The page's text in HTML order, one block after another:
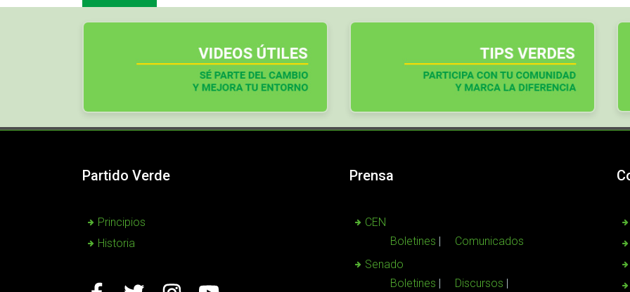
Partido Verde
Principios
Historia
Prensa
CEN
Boletines
Comunicados
Senado
Boletines
Discursos